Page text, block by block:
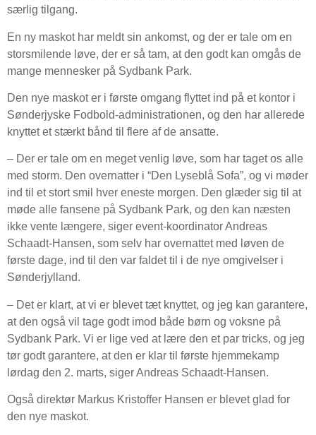
særlig tilgang.
En ny maskot har meldt sin ankomst, og der er tale om en
storsmilende løve, der er så tam, at den godt kan omgås de
mange mennesker på Sydbank Park.
Den nye maskot er i første omgang flyttet ind på et kontor i
Sønderjyske Fodbold-administrationen, og den har allerede
knyttet et stærkt bånd til flere af de ansatte.
– Der er tale om en meget venlig løve, som har taget os alle
med storm. Den overnatter i “Den Lyseblå Sofa”, og vi møder
ind til et stort smil hver eneste morgen. Den glæder sig til at
møde alle fansene på Sydbank Park, og den kan næsten
ikke vente længere, siger event-koordinator Andreas
Schaadt-Hansen, som selv har overnattet med løven de
første dage, ind til den var faldet til i de nye omgivelser i
Sønderjylland.
– Det er klart, at vi er blevet tæt knyttet, og jeg kan garantere,
at den også vil tage godt imod både børn og voksne på
Sydbank Park. Vi er lige ved at lære den et par tricks, og jeg
tør godt garantere, at den er klar til første hjemmekamp
lørdag den 2. marts, siger Andreas Schaadt-Hansen.
Også direktør Markus Kristoffer Hansen er blevet glad for
den nye maskot.